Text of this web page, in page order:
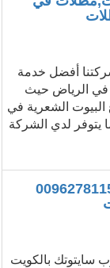
أفضل خدمة
في الرياض حيث
البيوت الشعرية في
يتوفر لدي الشركة
للبيع 00962781150400
حبوب سايتوتك بالكويت